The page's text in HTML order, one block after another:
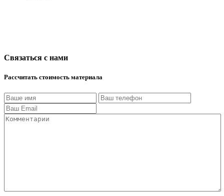
Связаться с нами
Рассчитать стоимость материала